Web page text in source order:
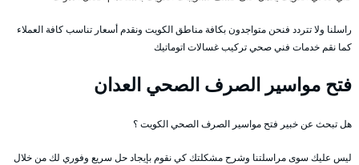
راسلنا ولا تتردد فنحن متواجدون بكافة مناطق الكويت ونقدم أسعار تناسب كافة العملاء
كما نقم خدمات فني صحي تركيب غسالات اتوماتيك
فتح مواسير الصرف الصحي العدان
هل تبحث عن خبير فتح مواسير الصرف الصحي الكويت ؟
ليس عليك سوى مراسلتنا وشرح مشكلتك كي نقوم بإيجاد حل سريع وفوري لك من خلال